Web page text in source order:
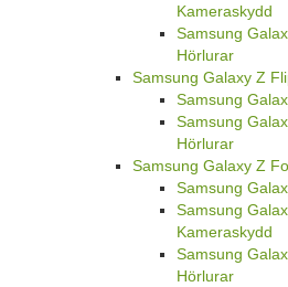
Kameraskydd
Samsung
Hörlurar
Samsung Galaxy Z
Samsung
Samsung
Hörlurar
Samsung Galaxy Z
Samsung
Samsung
Kameraskydd
Samsung
Hörlurar